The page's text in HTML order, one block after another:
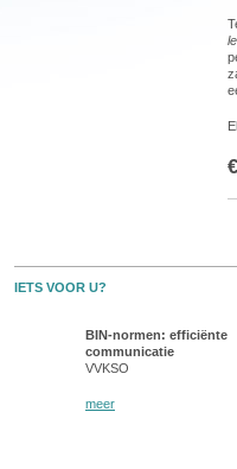
IETS VOOR U?
BIN-normen: efficiënte
communicatie
VVKSO
meer